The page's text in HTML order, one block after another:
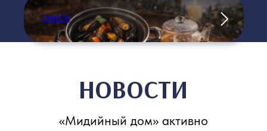
ОМСКИНН 637501344963
морепродуктов возможно наличие
Политика обработки персональных данных